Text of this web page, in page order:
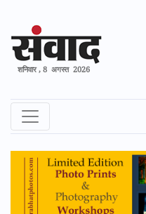
शनिवार , 8 अगस्त 2026